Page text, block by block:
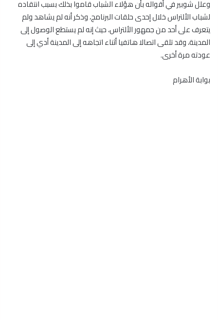
وعلل شوبير في أقواله بأن هؤلاء الشباب قاموا بذلك بسبب انتقاده
لشباب الألتراس خلال إحدى حلقات البرنامج، وذكر أنه لم يشاهد ولم
يتعرف على أحد من جمهور الألتراس، حيث إنه لم يستطع الوصول إلى
المدينة، وقد تلقى اتصالا هاتفيا أثناء اتجاهه إلى المدينة أدي إلى
عودته مرة أخرى.
بوابة الأهرام